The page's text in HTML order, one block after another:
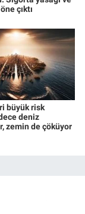
çıktı
büyük risk
deniz
zemin de çöküyor